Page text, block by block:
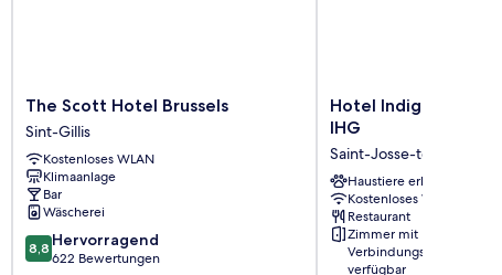
The
Scott
Hotel
Brussels
Sint-
Gillis
The Scott Hotel Brussels
Sint-Gillis
Kostenloses WLAN
Klimaanlage
Bar
Wäscherei
8.8
von
8,8 Hervorragend
622 Bewertungen
Hotel
Indigo
-
City
by
IHG
Saint-
Josse-
Hotel Indigo
IHG
Saint-Josse-ten-Noode
Haustiere erlaubt
Kostenloses WLAN
Restaurant
Zimmer mit
Verbindungstür
verfügbar